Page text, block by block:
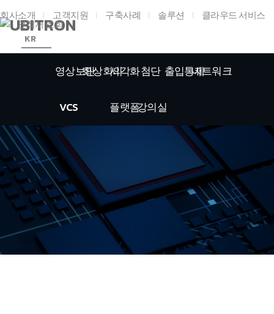
회사소개 고객지원 구축사례 솔루션 클라우드 서비스
견적서 조회
KR
영상보안화상회의시각화
플랫폼
첨단
강의실
출입통제네트워크
VCS